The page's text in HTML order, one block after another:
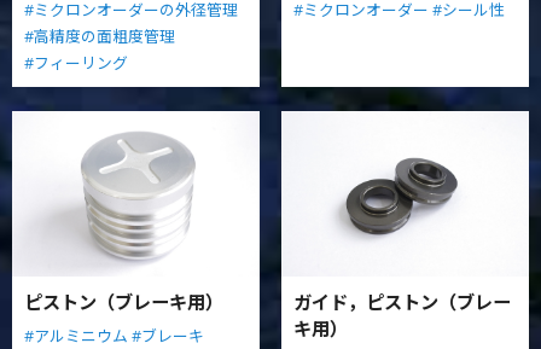
#ミクロンオーダーの外径管理
#高精度の面粗度管理
#フィーリング
#ミクロンオーダー #シール性
ピストン（ブレーキ用）
#アルミニウム #ブレーキ
ガイド，ピストン（ブレー
キ用）